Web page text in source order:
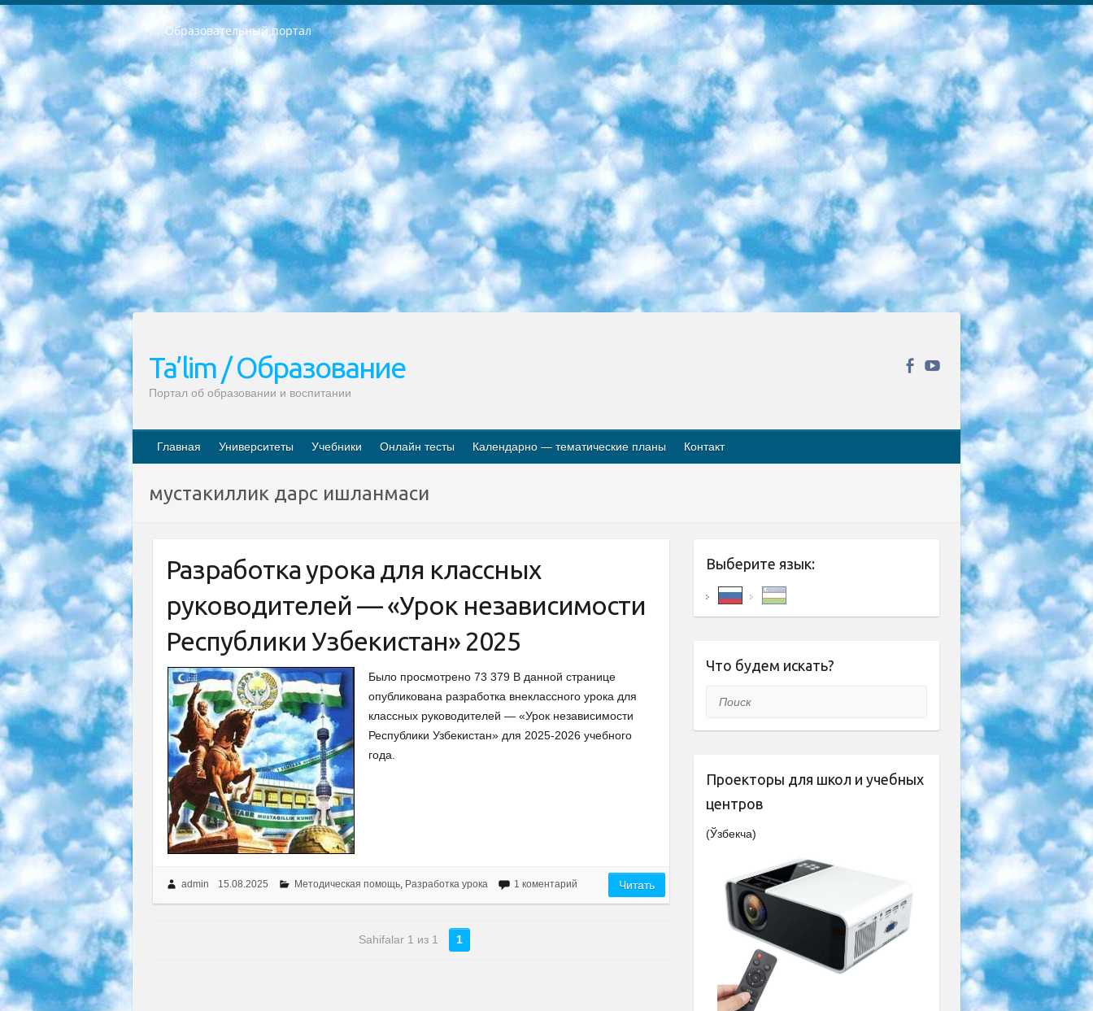
Образовательный портал
РЕСПУБЛИКА УЗБЕКИСТАН МИНИСТРЕРСТВО ДОШКОЛЬНОГО И ШКОЛЬНОГО ОБРАЗОВАНИЯ КОМАНДА в общеобразовательных учреждениях в 2023-2024 учебном году организация и проведение итоговой государственной аттестации обучающихся о Министра дошкольного и школьного образования Республики Узбекистан от 4 марта 2008 года (постановлением Минюста от 20 марта 2008 года № 1778 государственной регистрации) «Итоговое состояние учащихся общего среднего образования на основании положения об утверждении положения об аттестации общего среднего образования выпускной экзамен студентов в образовательных учреждениях в 2023-2024 учебном году В целях организации и прохождения аттестации приказываю: 1. Следующее: перечень предметов, по которым будет проводиться итоговая государственная аттестация и экзамен формы перевода согласно приложению 1; сертификаты международного образца, оценивающие уровень владения иностранными языками перечень согласно приложению 2; 2. Педагогический при специализированных образовательных учреждениях. научно-практический центр квалификации и международной оценки (Д.Давидова) 2024 г. До 25 марта: задания по предметам, по которым будет проводиться итоговая аттестация разработка и утверждение технических условий; итоговая аттестация на основании разработанного предметного задания разработка вопросов по предметам (устно и письменно), экзамен передача; общеобразовательные средние школы и специальные учебные заведения учащиеся выпускных классов школ и интернатов в агентской системе подготовка базы данных экзаменационных материалов и критериев оценки; перевод базы экзаменационных материалов на все языки обучения подать в Республиканский образовательный центр для изготовления; варианты экзаменов на основе разработанных контрольных материалов пусть будут поставлены задачи формирования. 3. Республиканский образовательный центр (Ш.Худайкулов) до 5 апреля 2024 года. до: база данных предоставленных экзаменационных материалов на все языки обучения перевод и экспертиза; для слепых, слабовидящих, глухих, слабослышащих и умственно отсталых детей учащиеся выпускных классов специализированных школ и школ-интернатов база данных экзаменационных материалов на всех преподаваемых языках подготовка критериев оценки; специализированные школы для умственно отсталых детей и технологии для учащихся выпускных классов школ-интернатов разработка соответствующих рекомендаций и критериев проведения ЕГЭ по естествознанию давать задания. 4. Педагогический при специализированных образовательных учреждениях. Научно-практический центр навыков и международной оценки (Д.Давидова), Республика образовательный центр (Худайкулов Ш.) итоговый государственный аттестационный экзамен ориентирован на творческое и логическое мышление при подготовке базы материалов учитывать введение заданий. 5. Следует отметить, что: сертификат государственного образца о знании общеобразовательного предмета и как минимум национальный уровень B1 по предметам на иностранных языках, указанным в Приложении 2. или международно признанный сертификат эквивалентного уровня студенты, изучающие определенный предмет, освобождаются от экзамена; по соответствующим предметам запланирована итоговая государственная аттестация за день до дня, путем жеребьевки Рабочей группой (в письменной форме по предметам, проводимым в форме) из числа сформированных вариантов выбрано 2 варианта; 2 выбранных варианта экзамена анонсированы на официальном сайте министерства и все выпускники по всей стране на основе этих вариантов проводит итоговую государственную аттестацию. 6. Государственное образование учащихся средних общеобразовательных учреждений. знания в соответствии с квалификационными требованиями, которые необходимо приобрести на основании стандартов итоговый (выпускной) контроль для 9 и 11 классов в целях тестирования Экзамены (далее – экзамены) состоят из предметов, перечисленных в приложении 1. будет сделано. 7. Экзамены пройдут с 26 мая по 15 июня 2024 г. (кроме науки физического воспитания). 8. Физическая для учащихся 9 классов общесредних образовательных учреждений. Экзамены по предмету «Образование, квалификация медицина» 1-6 мая 2024 года. сотрудники перевести под присмотр (с отклонениями в физическом или умственном развитии) специализированная школа для детей, школы-интернаты и со сколиозом школы-интернаты санаторного типа для больных детей исключены). 9. Он был слепым, слабовидящим и имел нарушения опорно-двигательного аппарата. экзамены в специализированных школах и интернатах для детей должны проводиться исходя из требований, предъявляемых к общеобразовательным учреждениям (физкультура кроме науки). 10. Специализированная школа для глухих и слабослышащих детей. и экзамены в интернатах и быть реализован в виде письменного теста по математике. 11. Специальность для умственно отсталых детей. Для 9 класса Родной язык и литературное письмо Государственный язык (язык обучения – узбекский). для неклассов) написано Математическое письмо Письменная/устная история Узбекистана Физическое воспитание практично Итоговый контроль Для 11 класса Написание родного языка и литературы (эссе) Математическое письмо Узбекский язык (обучение на узбекском языке) не посещающее общее среднее образование для учреждений)/Образовательное учреждение выбор письменный и устный Иностранный язык письменный/устный Письменная/устная история Узбекистана *По выбору студента:  Химия  Физика  Основы государственного права  География 10 бесплатных образовательных ресурсов - Мы составили подборку онлайн-проектов с интерактивными упражнениями, видеолекциями и статьями. Они помогут вам обрести новые и освежить старые знания бесплатно. 1. «ИНТУИТ» Старейшая образовательная площадка Рунета. Здесь вы найдёте сотни текстовых и видеокурсов на десятки различных тем — от программирования до психологии. Многие курсы подготовлены российскими университетами и крупными международными компаниями вроде Intel и Microsoft. Самостоятельное обучение бесплатное, но желающие могут оплатить услуги персональных наставников. 2. «Смартия» знакомит с актуальными профессиями и подсказывает, как им обучаться. Выбрав заинтересовавшую вас специальность — SMM-специалист, фотограф, веб-дизайнер или другую, — увидите список необходимых для неё умений. Чтобы вы могли освоить их самостоятельно, для каждого умения площадка отображает подборку ссылок на учебные материалы. Хотя «Смартия» ориентируется на русскоязычную аудиторию, часть контента всё же доступна только на английском. 3. «Лекторий Физтеха» Проект Московского физико-технического института (Физтеха). С его помощью вы можете смотреть онлайн серии лекций, записанные на видео в этом вузе. В числе доступных предметов — физика, биология, химия, информационные технологии и другие. К некоторым лекциям администрация ресурса прилагает готовые конспекты, которые можно скачивать в PDF-формате. 4. ITMOcourses Онлайн-площадка Санкт-Петербургского национального исследовательского университета информационных технологий, механики и оптики (ИТМО). Ресурс предоставляет свободный доступ к курсам, разработанным в этом вузе. Каталог материалов разбит на четыре категории: «Оптические системы и технологии», «Приборостроение и робототехника», «Информационные технологии» и «Биотехнологии». Курсы состоят из видеолекций, интерактивных демонстраций и заданий. 5. «КиберЛенинка» Электронная научная библиотека открытого доступа. Каталог площадки регулярно обрастает текстами статей из различных научных изданий. Сгруппированные по журналам и рубрикам публикации можно читать онлайн или скачивать целиком в PDF-формате. Проект нацелен на популяризацию науки за счёт открытого доступа к качественной информации. 6. «ПостНаука» На этом ресурсе публикуют подборки видеолекций, составленные экспертами из разных отраслей и объединённые общими темами. Среди них, к примеру, есть серии «Биоинформатика и геномика», «Культура средневековой Скандинавии» и Cinema Studies о теории кино. Каждая подборка лекций — логически связанная история, рассказанная экспертом от первого лица. Кроме того, на сайте появляются научно-образовательные статьи и тесты на разные темы. 7. «Newочём» Команда проекта «Newочём» отбирает самые интересные тексты из англоязычных СМИ и переводит те из них, за которые голосуют участники сообщества «ВКонтакте». По большей части это научно-популярные статьи. Редакторы придумывают лишь заголовки, в остальном содержание переводов соответствует оригиналам. Полные тексты можно читать прямо в социальной сети. 8. InternetUrok Онлайн-база материалов по основным дисциплинам школьной программы. Информация на сайте структурирована по классам, предметам и темам (урокам). Каждый урок состоит из видеолекций и конспектов. Есть также интерактивные тренажёры и тесты для закрепления пройденного материала. Даже если вы давно окончили школу, возможность повторить программу старших классов всегда может пригодиться. 9. Edutainme Ещё один ресурс об образовании. В отличие от Newtonew, как мне кажется, Edutainme больше ориентируется на представителей индустрии: педагогов, предпринимателей, разработчиков образовательных проектов. Но и любой, кто просто стремится к саморазвитию, найдёт на сайте много полезного и интересного для себя. Например, информацию о новых курсах и образовательных сервисах. 10. Newtonew Онлайн-медиа об образовании и обучении в широком смысле. Авторы Newtonew пишут об инструментах, заведениях, тактиках и стратегиях, которые помогают учить других и получать новые знания самостоятельно. На этой площадке вы найдёте новости, обзоры, аналитические мат
Ta’lim / Образование
Портал об образовании и воспитании
Главная Университеты Учебники Онлайн тесты Календарно — тематические планы Контакт
мустакиллик дарс ишланмаси
Разработка урока для классных
руководителей — «Урок независимости
Республики Узбекистан» 2025
Было просмотрено 73 379 В данной странице
опубликована разработка внеклассного урока для
классных руководителей — «Урок независимости
Республики Узбекистан» для 2025-2026 учебного
года.
admin 15.08.2025 Методическая помощь, Разработка урока 1 коментарий Читать
Sahifalar 1 из 1 1
Выберите язык:
Что будем искать?
Поиск
Проекторы для школ и учебных
центров
(Ўзбекча)